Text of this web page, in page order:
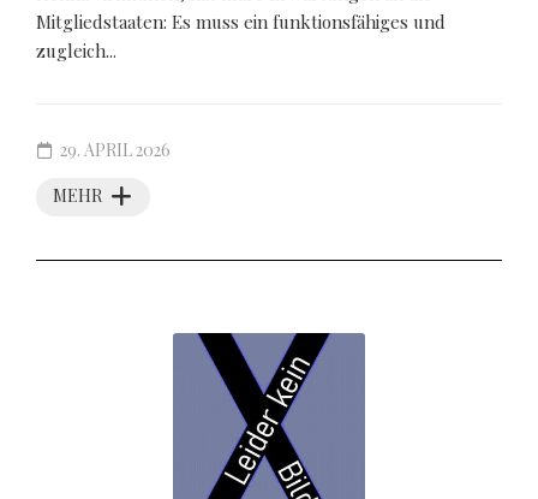
Mitgliedstaaten: Es muss ein funktionsfähiges und
zugleich...
MEHR
29. APRIL 2026